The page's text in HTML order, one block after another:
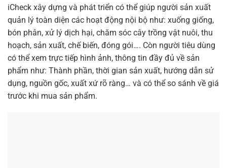
iCheck xây dựng và phát triển có thể giúp người sản xuất
quản lý toàn diện các hoạt động nội bộ như: xuống giống,
bón phân, xử lý dịch hại, chăm sóc cây trồng vật nuôi, thu
hoạch, sản xuất, chế biến, đóng gói…. Còn người tiêu dùng
có thể xem trực tiếp hình ảnh, thông tin đầy đủ về sản
phẩm như: Thành phần, thời gian sản xuất, hướng dẫn sử
dụng, nguồn gốc, xuất xứ rõ ràng… và có thể so sánh về giá
trước khi mua sản phẩm.